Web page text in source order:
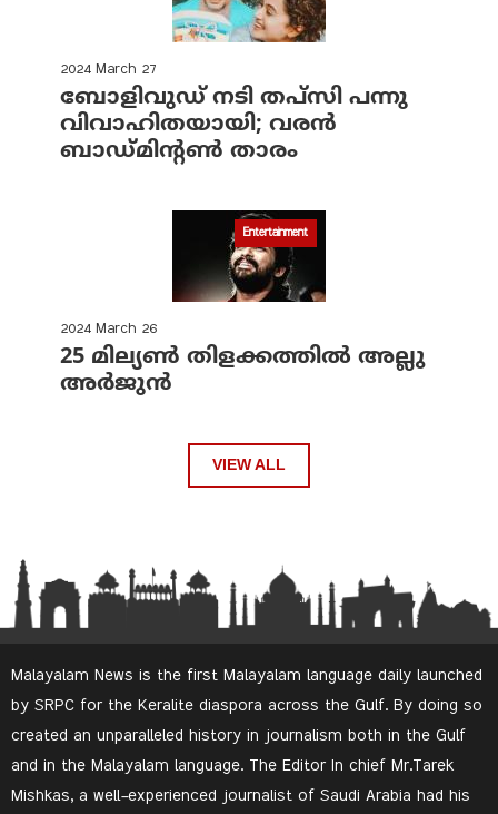
2024 March 27
ബോളിവുഡ് നടി തപ്‌സി പന്നു
വിവാഹിതയായി; വരന്‍
ബാഡ്മിന്റണ്‍ താരം
Entertainment
2024 March 26
25 മില്യണ്‍ തിളക്കത്തില്‍ അല്ലു
അര്‍ജുന്‍
VIEW ALL
Malayalam News is the first Malayalam language daily launched
by SRPC for the Keralite diaspora across the Gulf. By doing so
created an unparalleled history in journalism both in the Gulf
and in the Malayalam language. The Editor In chief Mr.Tarek
Mishkas, a well-experienced journalist of Saudi Arabia had his